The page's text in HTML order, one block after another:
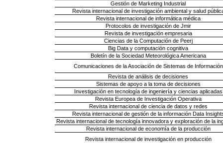
Gestión de Marketing Industrial
Revista internacional de investigación ambiental y salud
Revista internacional de informática médica
Protocolos de investigación de Jmir
Revista de investigación empresaria
Ciencias de la Computación de Peerj
Big Data y computación cognitiva
Boletín de la Sociedad Meteorológica Americana
Comunicaciones de la Asociación de Sistemas de Información
Revista de análisis de decisiones
Sistemas de apoyo a la toma de decisiones
Investigación en tecnología de ingeniería y ciencias aplicadas
Revista Europea de Investigación Operativa
Revista internacional de ciencia de datos y redes
Revista internacional de gestión de la información Data
Revista internacional de tecnología innovadora y exploración de la
Revista internacional de economía de la producción
Revista internacional de investigación en producción